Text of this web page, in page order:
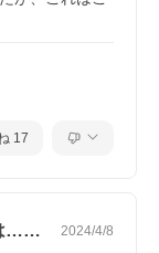
17
…… 2024/4/8